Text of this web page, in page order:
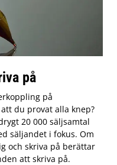
på
på
du provat alla knep?
20 000 säljsamtal
säljandet i fokus. Om
och skriva på berättar
att skriva på.